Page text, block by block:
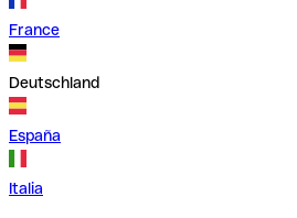
France
Deutschland
España
Italia